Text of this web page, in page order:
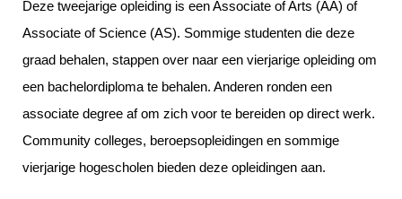
Deze tweejarige opleiding is een Associate of Arts (AA) of
Associate of Science (AS). Sommige studenten die deze
graad behalen, stappen over naar een vierjarige opleiding om
een bachelordiploma te behalen. Anderen ronden een
associate degree af om zich voor te bereiden op direct werk.
Community colleges, beroepsopleidingen en sommige
vierjarige hogescholen bieden deze opleidingen aan.